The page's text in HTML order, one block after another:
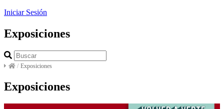
Iniciar Sesión
Exposiciones
/ Exposiciones
Exposiciones